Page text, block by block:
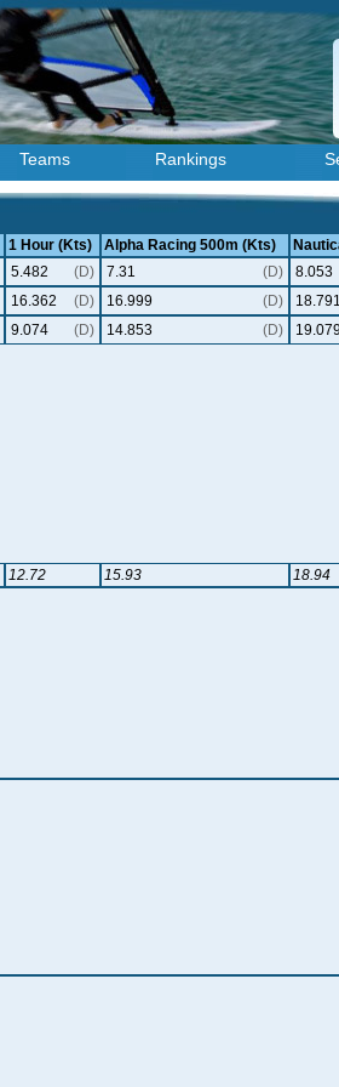
Teams Rankings
1 Hour (Kts) Alpha Racing 500m (Kts)
5.482 (D) 7.31 (D) 8.053
16.362 (D) 16.999 (D) 18.791
9.074 (D) 14.853 (D)
12.72 15.93 18.94